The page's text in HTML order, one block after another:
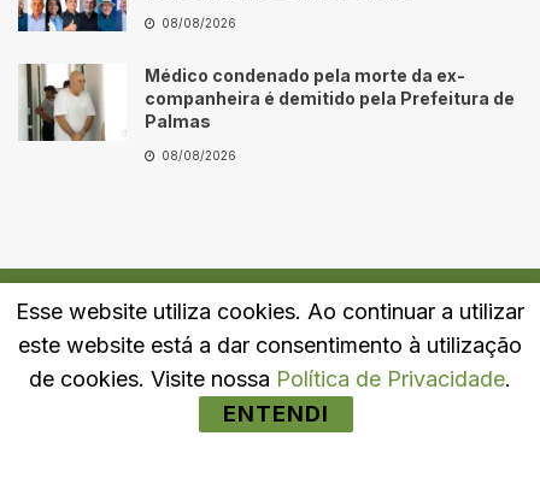
08/08/2026
Médico condenado pela morte da ex-
companheira é demitido pela Prefeitura de
Palmas
08/08/2026
Quem Somos Fale Conosco Política de Privacidade
Esse website utiliza cookies. Ao continuar a utilizar
este website está a dar consentimento à utilização
de cookies. Visite nossa Política de Privacidade.
ENTENDI